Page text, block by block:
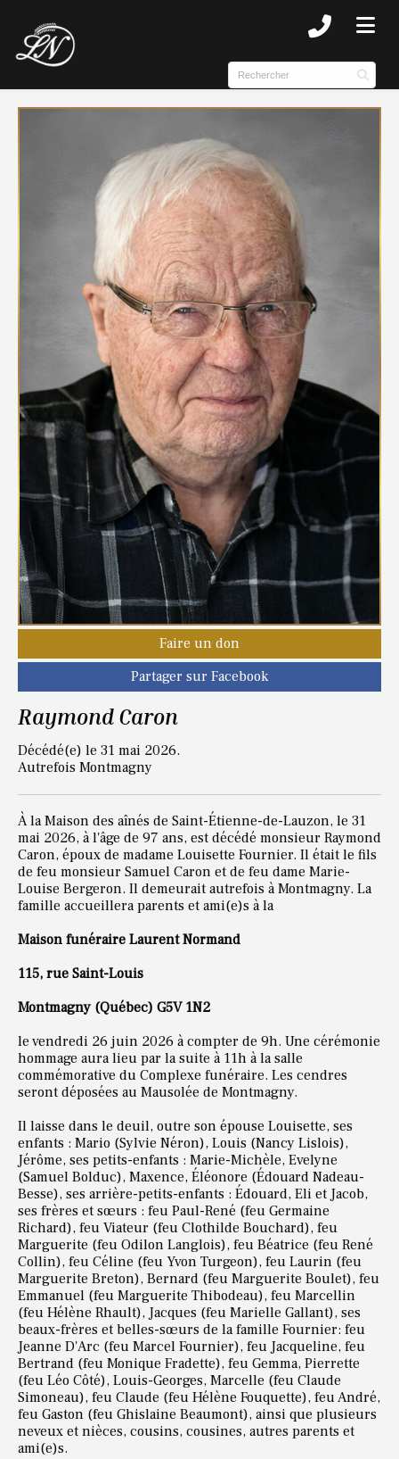
(NOTRE HISTOIRE )
(COMPLEXE )
Faire un don
Partager sur Facebook
Raymond Caron
Décédé(e) le 31 mai 2026.
Autrefois Montmagny
À la Maison des aînés de Saint-Étienne-de-Lauzon, le 31
mai 2026, à l'âge de 97 ans, est décédé monsieur Raymond
Caron, époux de madame Louisette Fournier. Il était le fils
de feu monsieur Samuel Caron et de feu dame Marie-
Louise Bergeron. Il demeurait autrefois à Montmagny. La
famille accueillera parents et ami(e)s à la
Maison funéraire Laurent Normand
115, rue Saint-Louis
Montmagny (Québec) G5V 1N2
le vendredi 26 juin 2026 à compter de 9h. Une cérémonie
hommage aura lieu par la suite à 11h à la salle
commémorative du Complexe funéraire. Les cendres
seront déposées au Mausolée de Montmagny.
Il laisse dans le deuil, outre son épouse Louisette, ses
enfants : Mario (Sylvie Néron), Louis (Nancy Lislois),
Jérôme, ses petits-enfants : Marie-Michèle, Evelyne
(Samuel Bolduc), Maxence, Éléonore (Édouard Nadeau-
Besse), ses arrière-petits-enfants : Édouard, Eli et Jacob,
ses frères et sœurs : feu Paul-René (feu Germaine
Richard), feu Viateur (feu Clothilde Bouchard), feu
Marguerite (feu Odilon Langlois), feu Béatrice (feu René
Collin), feu Céline (feu Yvon Turgeon), feu Laurin (feu
Marguerite Breton), Bernard (feu Marguerite Boulet), feu
Emmanuel (feu Marguerite Thibodeau), feu Marcellin
(feu Hélène Rhault), Jacques (feu Marielle Gallant), ses
beaux-frères et belles-sœurs de la famille Fournier: feu
Jeanne D'Arc (feu Marcel Fournier), feu Jacqueline, feu
Bertrand (feu Monique Fradette), feu Gemma, Pierrette
(feu Léo Côté), Louis-Georges, Marcelle (feu Claude
Simoneau), feu Claude (feu Hélène Fouquette), feu André,
feu Gaston (feu Ghislaine Beaumont), ainsi que plusieurs
neveux et nièces, cousins, cousines, autres parents et
ami(e)s.